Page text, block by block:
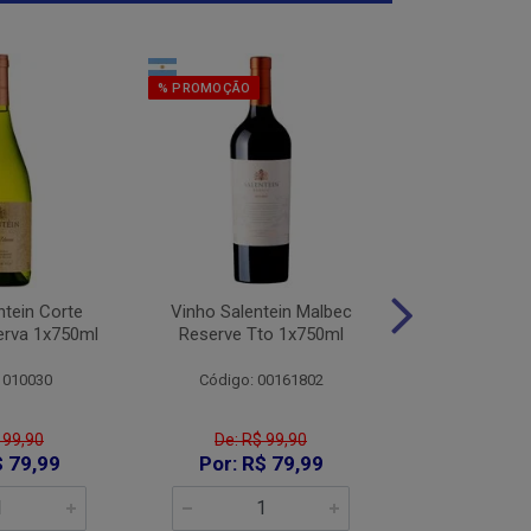
Corte
1x750ml
99,90
79,99
% PROMOÇÃO
Vinho Salentein Malbec
Reserve Tto 1x750ml
Código: 00161802
De: R$ 99,90
Por: R$ 79,99